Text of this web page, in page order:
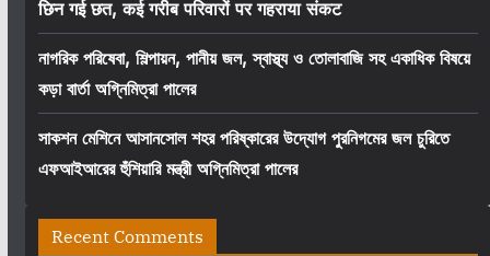
छिन गई छत, कई गरीब परिवारों पर गहराया संकट
নাগরিক পরিষেবা, শিল্পায়ন, পানীয় জল, স্বাস্থ্য ও তোলাবাজি সহ একাধিক বিষয়ে
কড়া বার্তা অগ্নিমিত্রা পালের
সাকশন মেশিনে আসানসোল শহর পরিষ্কারের উদ্যোগ পুরনিগমের জল চুরিতে
এফআইআরের হুঁশিয়ারি মন্ত্রী অগ্নিমিত্রা পালের
Recent Comments